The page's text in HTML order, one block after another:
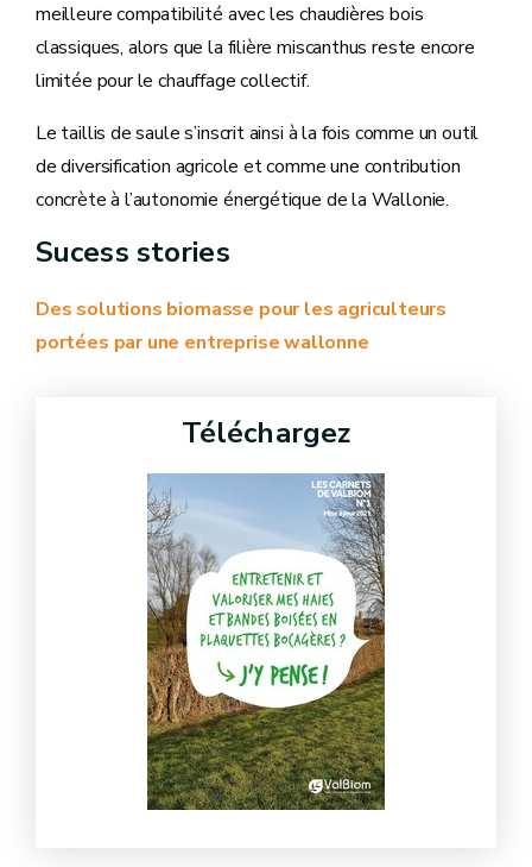
meilleure compatibilité avec les chaudières bois
classiques, alors que la filière miscanthus reste encore
limitée pour le chauffage collectif.
Le taillis de saule s’inscrit ainsi à la fois comme un outil
de diversification agricole et comme une contribution
concrète à l’autonomie énergétique de la Wallonie.
Sucess stories
Des solutions biomasse pour les agriculteurs
portées par une entreprise wallonne
Téléchargez